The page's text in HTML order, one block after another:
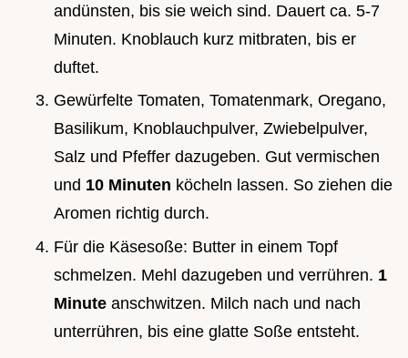
andünsten, bis sie weich sind. Dauert ca. 5-7
Minuten. Knoblauch kurz mitbraten, bis er
duftet.
Gewürfelte Tomaten, Tomatenmark, Oregano,
Basilikum, Knoblauchpulver, Zwiebelpulver,
Salz und Pfeffer dazugeben. Gut vermischen
und 10 Minuten köcheln lassen. So ziehen die
Aromen richtig durch.
Für die Käsesoße: Butter in einem Topf
schmelzen. Mehl dazugeben und verrühren. 1
Minute anschwitzen. Milch nach und nach
unterrühren, bis eine glatte Soße entsteht.